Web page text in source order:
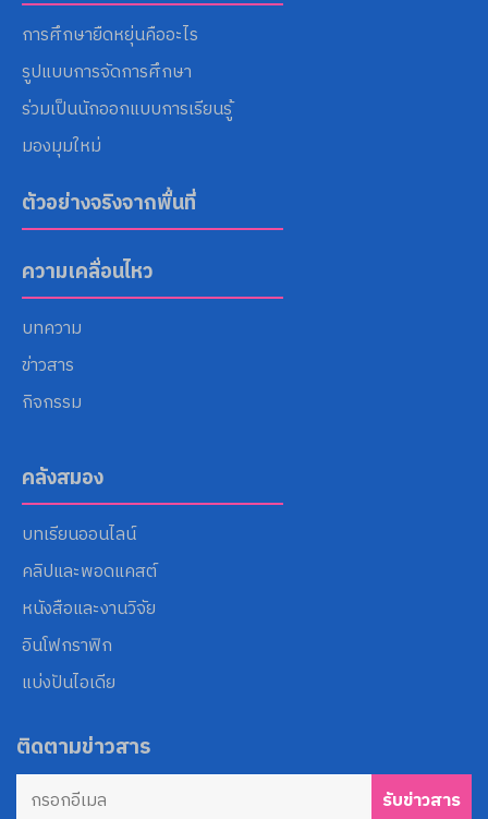
การศึกษายืดหยุ่นคืออะไร
รูปแบบการจัดการศึกษา
ร่วมเป็นนักออกแบบการเรียนรู้
มองมุมใหม่
ตัวอย่างจริงจากพื้นที่
ความเคลื่อนไหว
บทความ
ข่าวสาร
กิจกรรม
คลังสมอง
บทเรียนออนไลน์
คลิปและพอดแคสต์
หนังสือและงานวิจัย
อินโฟกราฟิก
แบ่งปันไอเดีย
ติดตามข่าวสาร